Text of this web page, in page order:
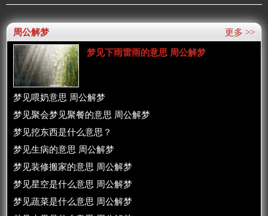
更多 >>
周公解梦
梦见下雨雷雨的意思 周公解梦
梦见喂奶意思 周公解梦
梦见聚会梦见聚餐的意思 周公解梦
梦见挖东西是什么意思？
梦见生病的意思 周公解梦
梦见装修搬家的意思 周公解梦
梦见星空是什么意思 周公解梦
梦见蔬菜是什么意思 周公解梦